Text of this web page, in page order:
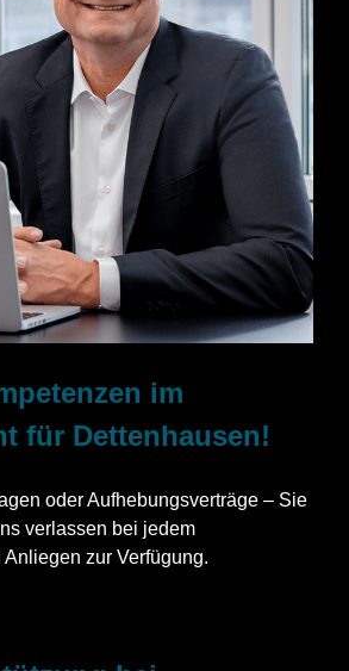
im
für Dettenhausen!
oder Aufhebungsverträge – Sie
verlassen bei jedem
zur Verfügung.